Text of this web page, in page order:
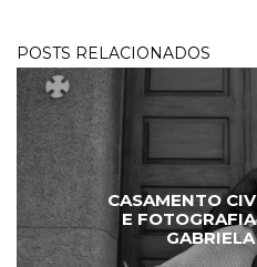
POSTS RELACIONADOS
CASAMENTO
E